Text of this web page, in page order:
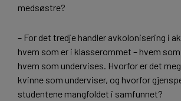
medsøstre?
– For det tredje handler avkolonisering i
hvem som er i klasserommet – hvem
hvem som undervises. Hvorfor er det
kvinne som underviser, og hvorfor
studentene mangfoldet i samfunnet?